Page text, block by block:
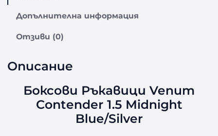
Допълнителна информация
Отзиви (0)
Описание
Боксови Ръкавици Venum
Contender 1.5 Midnight
Blue/Silver